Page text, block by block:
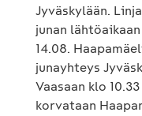
Jyväskylään.
junan
14.08.
junayhteys
Vaasaan klo
korvataan